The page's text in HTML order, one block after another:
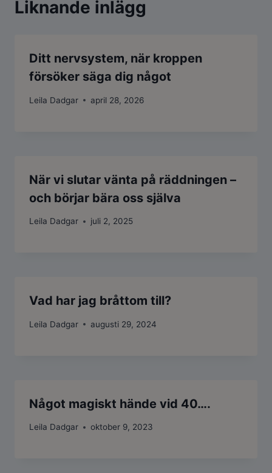
Liknande inlägg
Ditt nervsystem, när kroppen
försöker säga dig något
Leila Dadgar april 28, 2026
När vi slutar vänta på räddningen –
och börjar bära oss själva
Leila Dadgar juli 2, 2025
Vad har jag bråttom till?
Leila Dadgar augusti 29, 2024
Något magiskt hände vid 40….
Leila Dadgar oktober 9, 2023